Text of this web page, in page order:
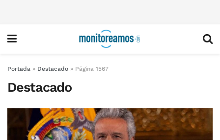
Portada » Destacado » Página 1567
Destacado